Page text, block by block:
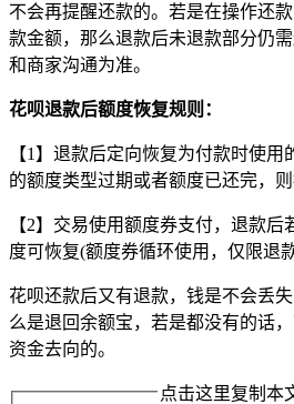
不会再提醒还款的。若是在操作还
款金额，那么退款后未退款部分仍
和商家沟通为准。
花呗退款后额度恢复规则：
【1】退款后定向恢复为付款时使
的额度类型过期或者额度已还完，
【2】交易使用额度券支付，退款
度可恢复(额度券循环使用，仅限退
花呗还款后又有退款，钱是不会丢
么是退回余额宝，若是都没有的话
资金去向的。
点击这里复制本